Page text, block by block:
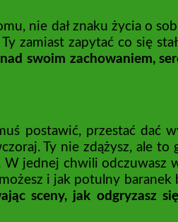
nie dał znaku życia o
zamiast zapytać co się
swoim zachowaniem,
postawić, przestać dać
Ty nie zdążysz, ale
W jednej chwili odczuwasz
i jak potulny
sceny, jak odgryzasz